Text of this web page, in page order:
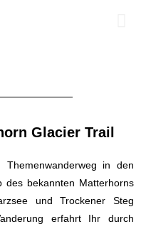
Glacier Trail
in den
des bekannten Matterhorns
und Trockener Steg
erfahrt Ihr durch